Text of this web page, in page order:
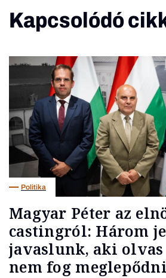
Kapcsolódó
Politika
Magyar Péter az
castingról: Három
javaslunk, aki
nem fog meglepődni